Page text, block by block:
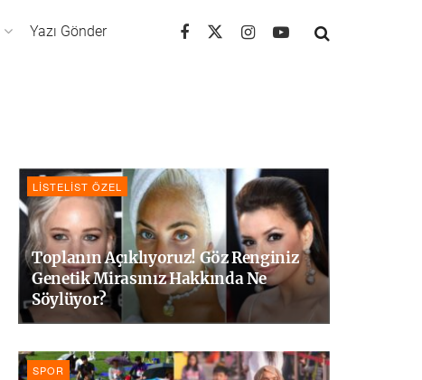
Yazı Gönder
LISTELIST ÖZEL
Toplanın Açıklıyoruz! Göz Renginiz
Genetik Mirasınız Hakkında Ne
Söylüyor?
SPOR